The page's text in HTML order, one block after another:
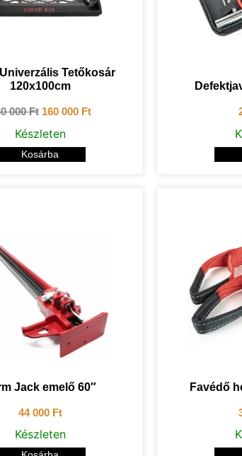
Tetőkosár
120x100cm
000Ft 160 000 Ft
Készleten
Kosárba
Jack emelő 60″
44 000 Ft
Készleten
Favédő